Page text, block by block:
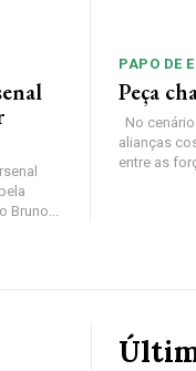
PAPO DE
Peça
No
alianças
entre as